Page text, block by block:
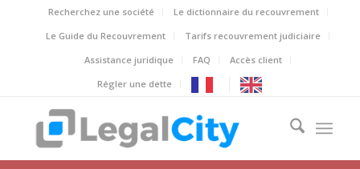
Recherchez une société
Le dictionnaire du recouvrement
Le Guide du Recouvrement
Tarifs recouvrement judiciaire
Assistance juridique
FAQ
Accès client
Régler une dette